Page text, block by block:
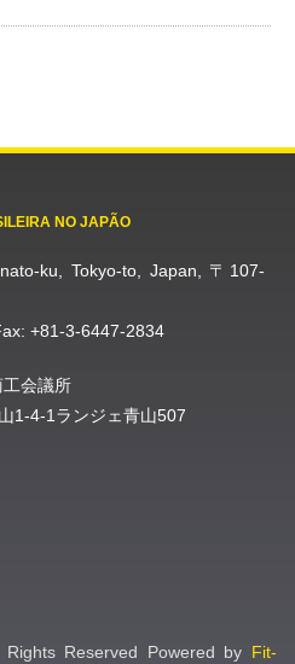
NO JAPÃO
ku, Tokyo-to, Japan, 〒107-
+81-3-6447-2834
会議所
1-4-1ランジェ青山507
Reserved Powered by Fit-